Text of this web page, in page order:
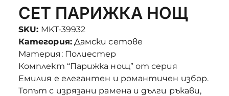
СЕТ ПАРИЖКА НОЩ
SKU: MKT-39932
Категория: Дамски сетове
Материя: Полиестер
Комплект “Парижка нощ” от серия
Емилия е елегантен и романтичен избор.
Топът с изрязани рамена и дълги ръкави,